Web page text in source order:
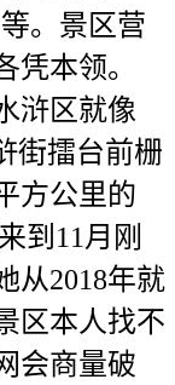
。景区营
凭本领。
浒区就像
街擂台前栅
方公里的
到11月刚
从2018年就
区本人找不
会商量破